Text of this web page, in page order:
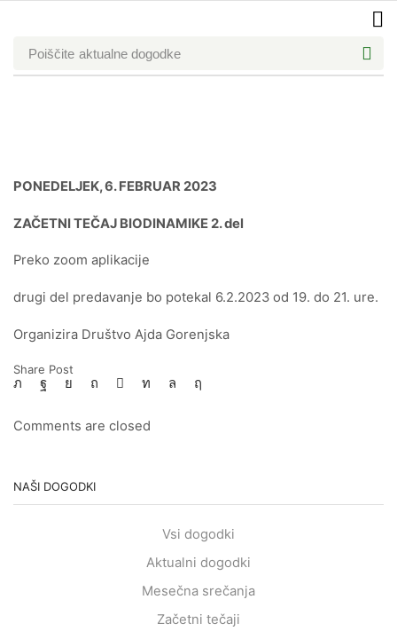
Poiščite aktualne dogodke
PONEDELJEK, 6. FEBRUAR 2023
ZAČETNI TEČAJ BIODINAMIKE 2. del
Preko zoom aplikacije
drugi del predavanje bo potekal 6.2.2023 od 19. do 21. ure.
Organizira Društvo Ajda Gorenjska
Share Post
Comments are closed
NAŠI DOGODKI
Vsi dogodki
Aktualni dogodki
Mesečna srečanja
Začetni tečaji